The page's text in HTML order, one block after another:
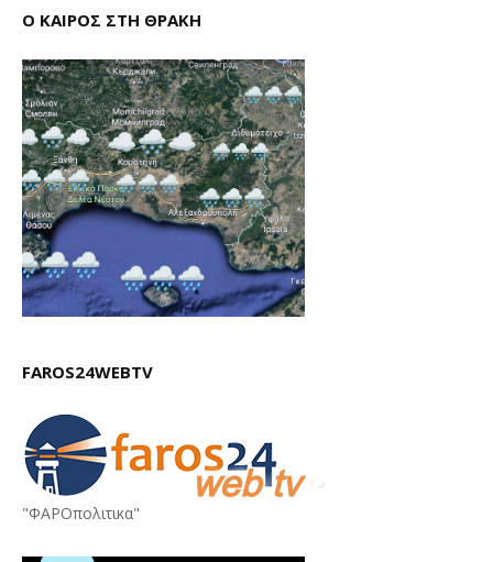
Ο ΚΑΙΡΟΣ ΣΤΗ ΘΡΑΚΗ
FAROS24WEBTV
"ΦΑΡΟπολιτικα"